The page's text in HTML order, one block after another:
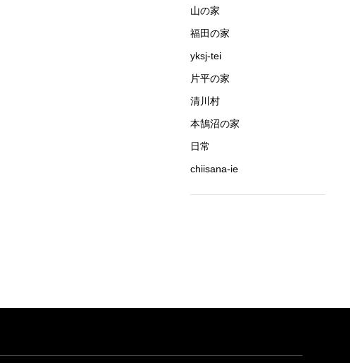
山の家
福田の家
yksj-tei
片平の家
清川村
本鵠沼の家
日常
chiisana-ie